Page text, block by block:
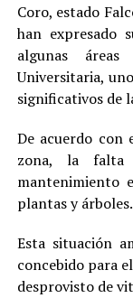
Coro, estado
han expresado
algunas
Universitaria,
significativos de
De acuerdo con
zona, la falta
mantenimiento
plantas y árboles.
Esta situación
concebido para
desprovisto de